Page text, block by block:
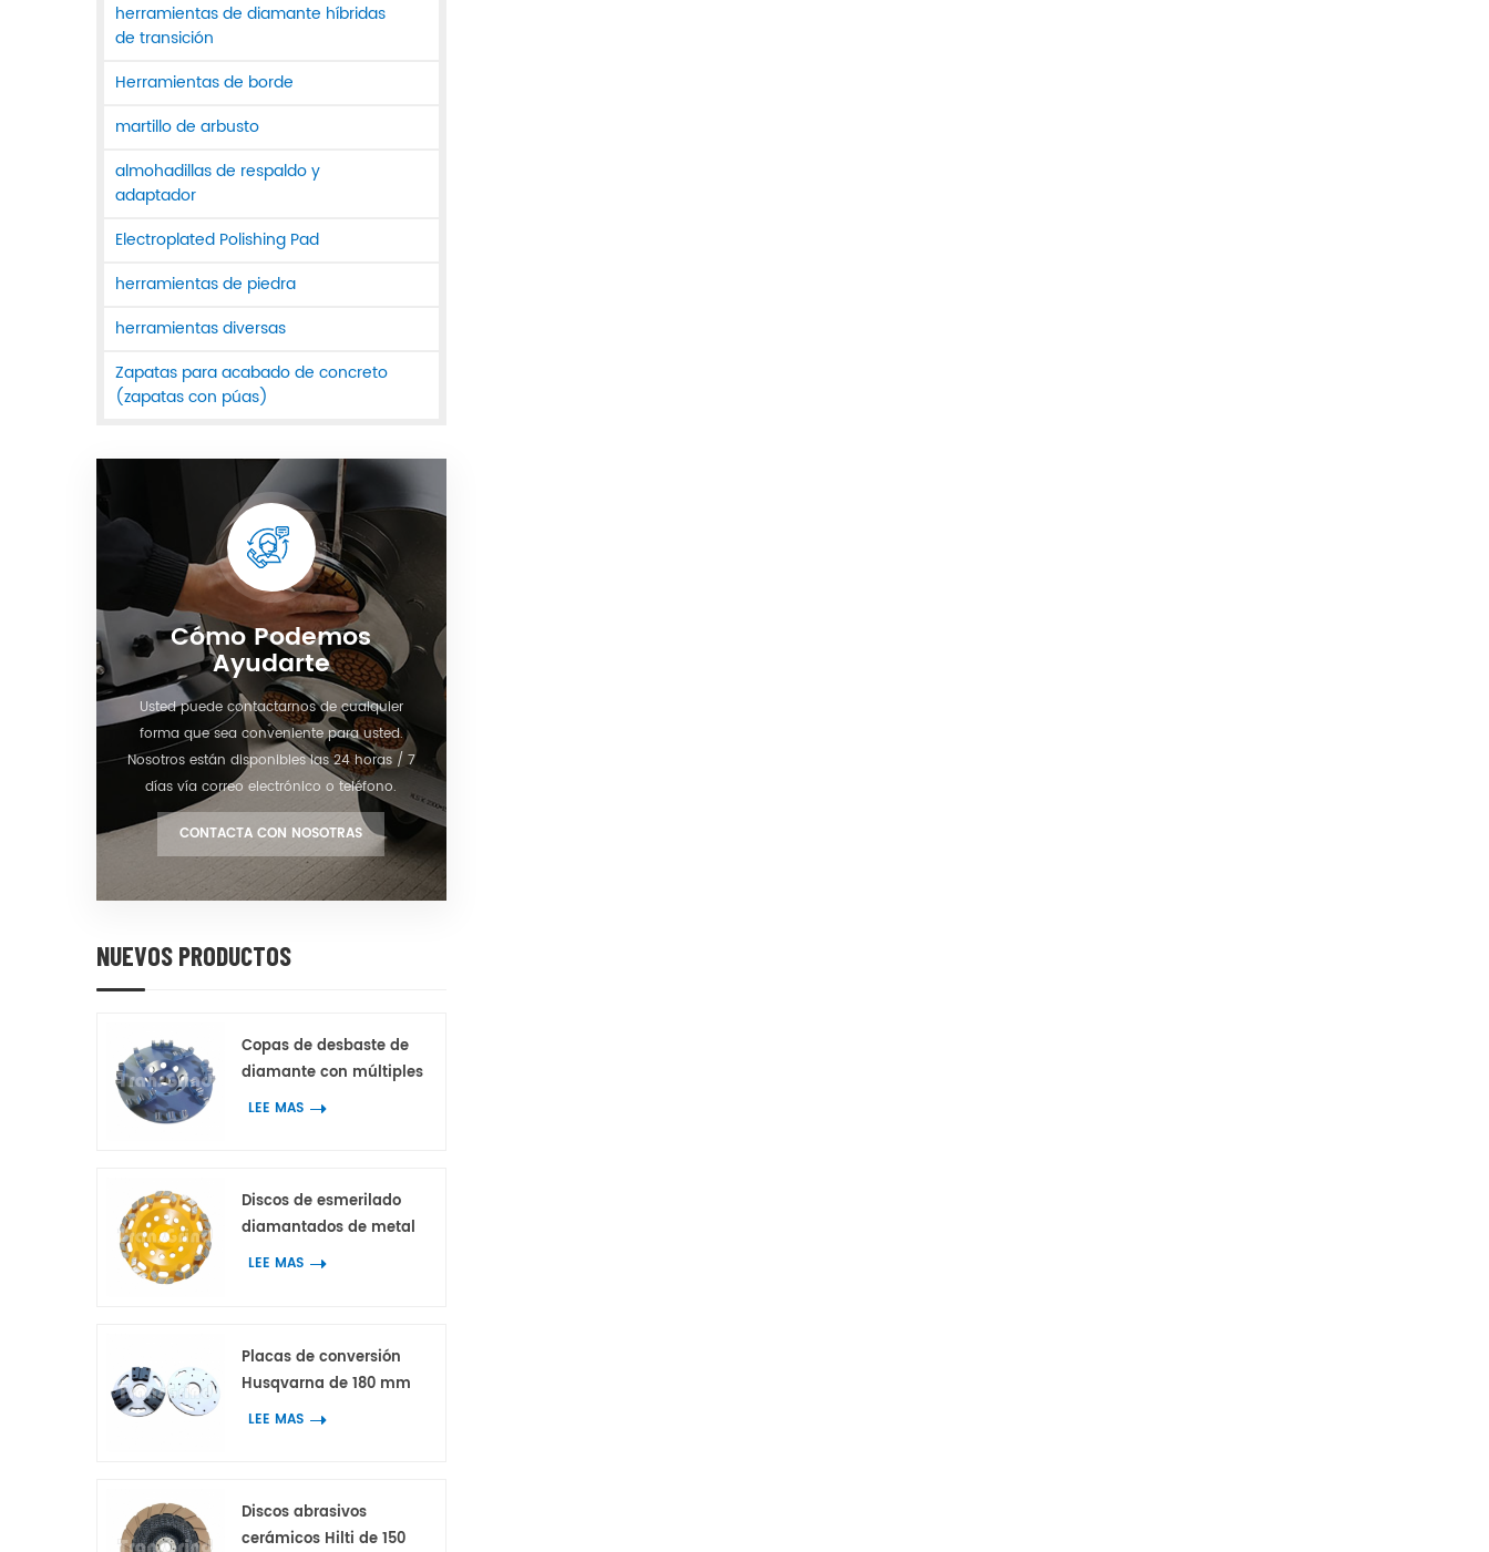
herramientas de diamante híbridas
de transición
Herramientas de borde
martillo de arbusto
almohadillas de respaldo y
adaptador
Electroplated Polishing Pad
herramientas de piedra
herramientas diversas
Zapatas para acabado de concreto
(zapatas con púas)
Cómo Podemos
Ayudarte
Usted puede contactarnos de cualquier
forma que sea conveniente para usted.
Nosotros están disponibles las 24 horas / 7
días vía correo electrónico o teléfono.
CONTACTA CON NOSOTRAS
NUEVOS PRODUCTOS
Copas de desbaste de
diamante con múltiples
segmentos de diamante
LEE MAS
Discos de esmerilado
diamantados de metal
con segmentos de
LEE MAS
Placas de conversión
Husqvarna de 180 mm
con 3 adaptadores para
LEE MAS
Discos abrasivos
cerámicos Hilti de 150